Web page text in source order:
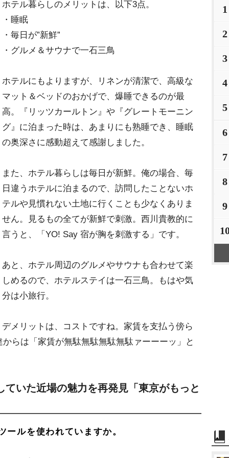
ホテル暮らしのメリットは、以下3点。
・睡眠
・毎日が”新鮮”
・グルメ＆サウナで一石三鳥
ホテルにもよりますが、リネンが清潔で、高級な
マット＆ベッドのおかげで、爆睡できるのが最
高。『リッツカールトン』や『グレートモーニン
グ』に泊まった時は、あまりにも熟睡でき、睡眠
の奥深さに感動超えて感謝しました。
また、ホテル暮らしは毎日が新鮮。俺の場合、毎
日違うホテルに泊まるので、訪問したことないホ
テルや見慣れない土地に行くことも少なくありま
せん。見るもの全てが新鮮で刺激。西川貴教的に
言うと、「YO! Say 宿が胸を刺激する」です。
あと、ホテル周辺のグルメやサウナも合わせて楽
しめるので、ホテルステイは一石三鳥。もはや気
分は小旅行。
デメリットは、コストですね。家賃を支払う傍ら
らは「家賃が無駄無駄無駄無駄ァーーーッ」と
いた近場の魅力を再発見「東京がもっと
ルを使われていますか。
1
2
3
4
5
6
7
8
9